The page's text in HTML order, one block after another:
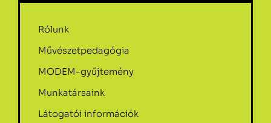
Rólunk
Művészetpedagógia
MODEM-gyűjtemény
Munkatársaink
Látogatói információk